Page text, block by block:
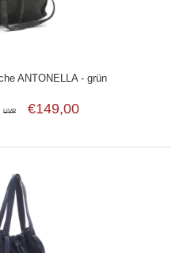
ANTONELLA - grün
UVP €149,00